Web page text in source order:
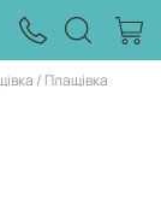
Плащівка